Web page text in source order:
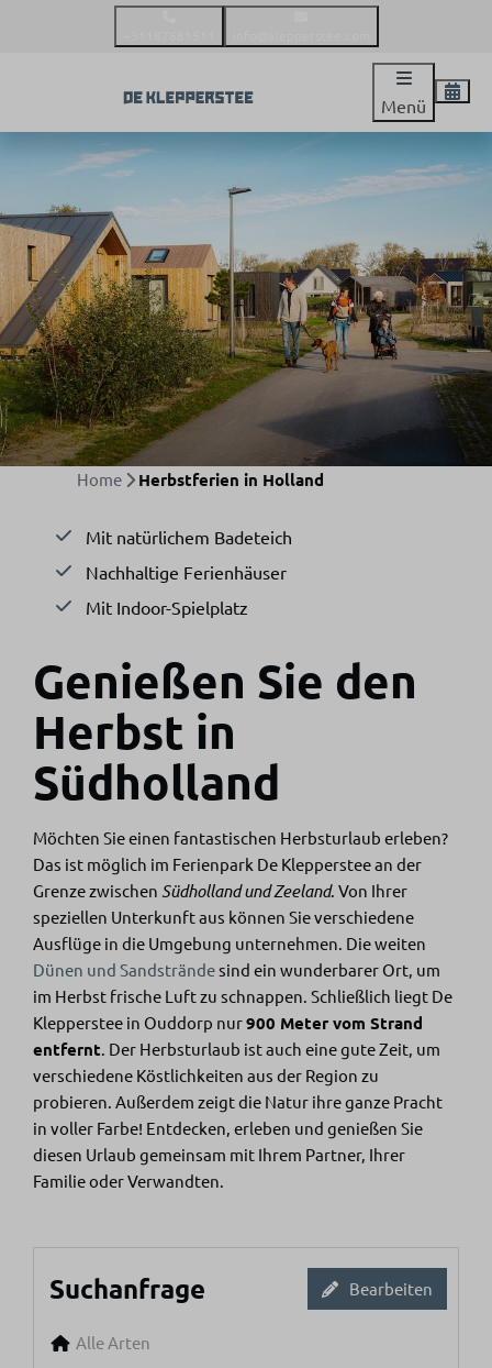
Menü
Home Herbstferien in Holland
Mit natürlichem Badeteich
Nachhaltige Ferienhäuser
Mit Indoor-Spielplatz
Genießen Sie den
Herbst in
Südholland
Möchten Sie einen fantastischen Herbsturlaub erleben?
Das ist möglich im Ferienpark De Klepperstee an der
Grenze zwischen Südholland und Zeeland. Von Ihrer
speziellen Unterkunft aus können Sie verschiedene
Ausflüge in die Umgebung unternehmen. Die weiten
Dünen und Sandsträndesind ein wunderbarer Ort, um
im Herbst frische Luft zu schnappen. Schließlich liegt De
Klepperstee in Ouddorp nur900 Meter vom Strand
entfernt. Der Herbsturlaub ist auch eine gute Zeit, um
verschiedene Köstlichkeiten aus der Region zu
probieren. Außerdem zeigt die Natur ihre ganze Pracht
in voller Farbe! Entdecken, erleben und genießen Sie
diesen Urlaub gemeinsam mit Ihrem Partner, Ihrer
Familie oder Verwandten.
Suchanfrage Bearbeiten
Alle Arten